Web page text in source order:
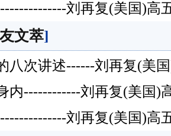
刘再复(美国)高
文萃]
八次讲述------刘再复(美
内------------刘再复(美国)
刘再复(美国)高